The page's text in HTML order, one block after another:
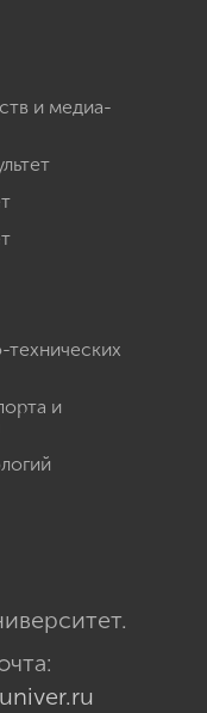
и медиа-
технических
и